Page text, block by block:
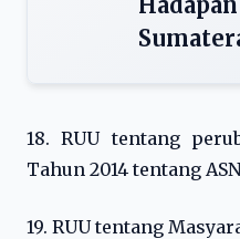
18. RUU tentang
Tahun 2014 tentang
19. RUU tentang